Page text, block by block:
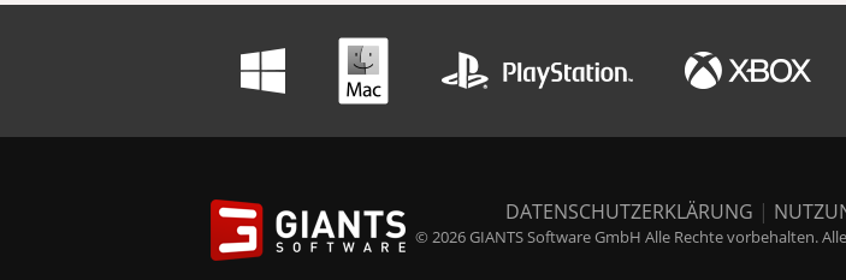
DATENSCHUTZERKLÄRUNG |
© 2026 GIANTS Software GmbH Alle Rechte vorbehalten.